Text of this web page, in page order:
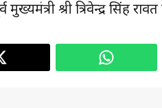
श्री त्रिवेन्द्र सिंह